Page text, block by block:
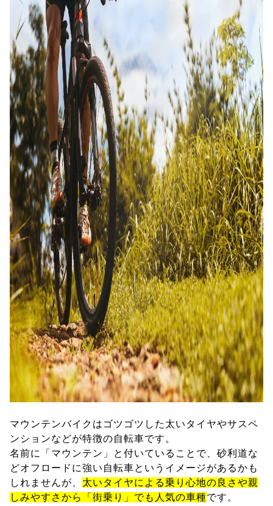
マウンテンバイクはゴツゴツした太いタイヤやサスペ
ンションなどが特徴の自転車です。
名前に「マウンテン」と付いていることで、砂利道な
どオフロードに強い自転車というイメージがあるかも
しれませんが、 太いタイヤによる乗り心地の良さや親
しみやすさから「街乗り」でも人気の車種です。